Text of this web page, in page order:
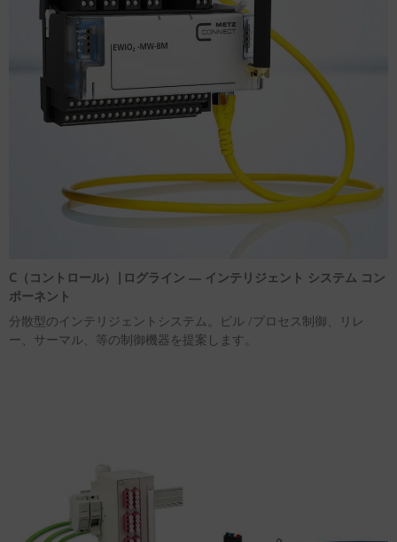
C（コントロール）|ログライン ― インテリジェント システム コン
ポーネント
分散型のインテリジェントシステム。ビル /プロセス制御、リレ
ー、サーマル、等の制御機器を提案します。